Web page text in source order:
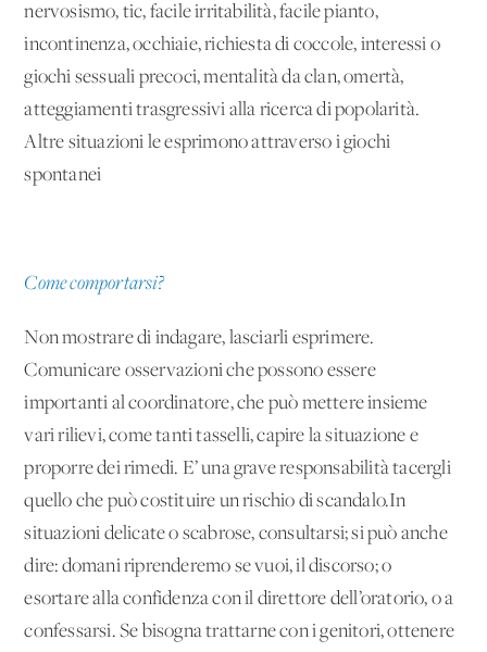
nervosismo, tic, facile irritabilità, facile pianto,
incontinenza, occhiaie, richiesta di coccole, interessi o
giochi sessuali precoci, mentalità da clan, omertà,
atteggiamenti trasgressivi alla ricerca di popolarità.
Altre situazioni le esprimono attraverso i giochi
spontanei
Come comportarsi?
Non mostrare di indagare, lasciarli esprimere.
Comunicare osservazioni che possono essere
importanti al coordinatore, che può mettere insieme
vari rilievi, come tanti tasselli, capire la situazione e
proporre dei rimedi. E’ una grave responsabilità tacergli
quello che può costituire un rischio di scandalo.In
situazioni delicate o scabrose, consultarsi; si può anche
dire: domani riprenderemo se vuoi, il discorso; o
esortare alla confidenza con il direttore dell’oratorio, o a
confessarsi. Se bisogna trattarne con i genitori, ottenere